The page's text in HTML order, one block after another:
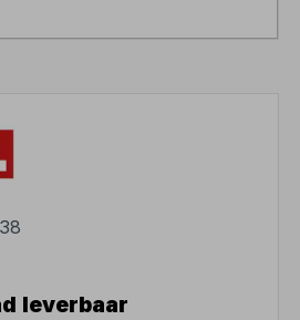
leverbaar